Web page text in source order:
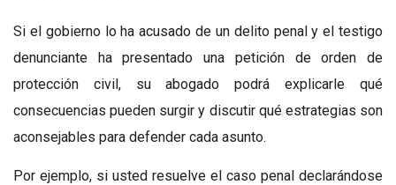
Si el gobierno lo ha acusado de un delito penal y el testigo
denunciante ha presentado una petición de orden de
protección civil, su abogado podrá explicarle qué
consecuencias pueden surgir y discutir qué estrategias son
aconsejables para defender cada asunto.
Por ejemplo, si usted resuelve el caso penal declarándose